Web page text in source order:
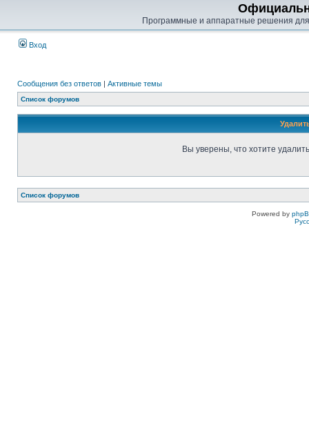
Программные и аппаратные решения
Вход
Сообщения без ответов | Активные темы
Список форумов
Вы уверены, что хотите
Список форумов
Powered by